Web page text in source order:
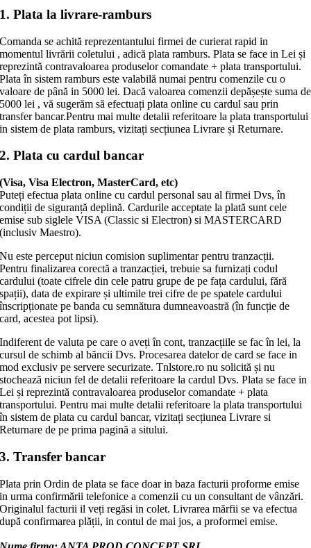
1. Plata la livrare-ramburs
Comanda se achită reprezentantului firmei de curierat rapid in
momentul livrării coletului , adică plata ramburs. Plata se face in Lei și
reprezintă contravaloarea produselor comandate + plata transportului.
Plata în sistem ramburs este valabilă numai pentru comenzile cu o
valoare de până in 5000 lei. Dacă valoarea comenzii depășește suma de
5000 lei , vă sugerăm să efectuați plata online cu cardul sau prin
transfer bancar.Pentru mai multe detalii referitoare la plata transportului
in sistem de plata ramburs, vizitați secțiunea Livrare și Returnare.
2. Plata cu cardul bancar
(Visa, Visa Electron, MasterCard, etc)
Puteți efectua plata online cu cardul personal sau al firmei Dvs, în
condiții de siguranță deplină. Cardurile acceptate la plată sunt cele
emise sub siglele VISA (Classic si Electron) si MASTERCARD
(inclusiv Maestro).
Nu este perceput niciun comision suplimentar pentru tranzacții.
Pentru finalizarea corectă a tranzacției, trebuie sa furnizați codul
cardului (toate cifrele din cele patru grupe de pe fața cardului, fără
spații), data de expirare și ultimile trei cifre de pe spatele cardului
înscripționate pe banda cu semnătura dumneavoastră (în funcție de
card, acestea pot lipsi).
Indiferent de valuta pe care o aveți în cont, tranzacțiile se fac în lei, la
cursul de schimb al băncii Dvs. Procesarea datelor de card se face in
mod exclusiv pe servere securizate. Tnlstore.ro nu solicită și nu
stochează niciun fel de detalii referitoare la cardul Dvs. Plata se face in
Lei și reprezintă contravaloarea produselor comandate + plata
transportului. Pentru mai multe detalii referitoare la plata transportului
în sistem de plata cu cardul bancar, vizitați secțiunea Livrare si
Returnare de pe prima pagină a sitului.
3. Transfer bancar
Plata prin Ordin de plata se face doar in baza facturii proforme emise
in urma confirmării telefonice a comenzii cu un consultant de vânzări.
Originalul facturii il veți regăsi in colet. Livrarea mărfii se va efectua
după confirmarea plății, in contul de mai jos, a proformei emise.